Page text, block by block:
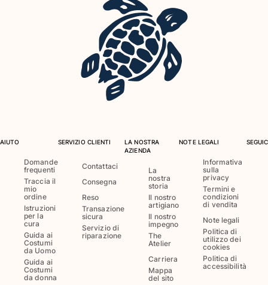
Costumi da bagno
Costumi Interi
Rashguard
Abiti e Gonne
Pantaloncini
T-shirt
Vedi tutti i Abbigliamento
Neonato
AIUTO
Domande
frequenti
Traccia il
mio
ordine
Istruzioni
per la
cura
Guida ai
Costumi
da Uomo
Guida ai
Costumi
da donna
SERVIZIO CLIENTI
Contattaci
Consegna
Reso
Transazione
sicura
Servizio di
riparazione
LA NOSTRA
AZIENDA
La
nostra
storia
Il nostro
artigiano
Il nostro
impegno
The
Atelier
Carriera
Mappa
del sito
NOTE LEGALI
Informativa
sulla
privacy
Termini e
condizioni
di vendita
Note legali
Politica di
utilizzo dei
cookies
Politica di
accessibilità